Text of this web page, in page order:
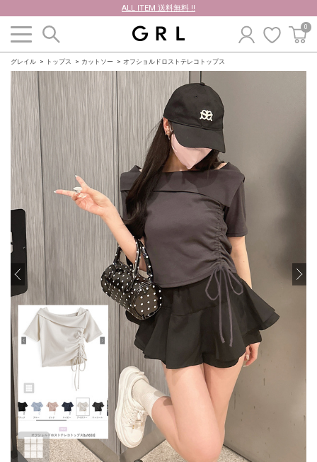
ALL ITEM 送料無料 !!
0
グレイル トップス カットソー オフショルドロストテレコトップス